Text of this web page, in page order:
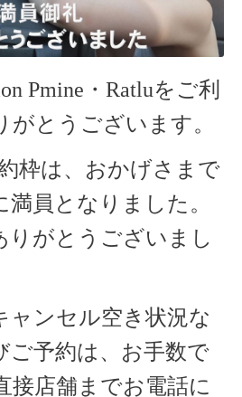
Pmine・Ratluをご利
がとうございます。
枠は、おかげさまで
員となりました。
りがとうございまし
ャンセル空き状況な
ご予約は、お手数で
接店舗までお電話に